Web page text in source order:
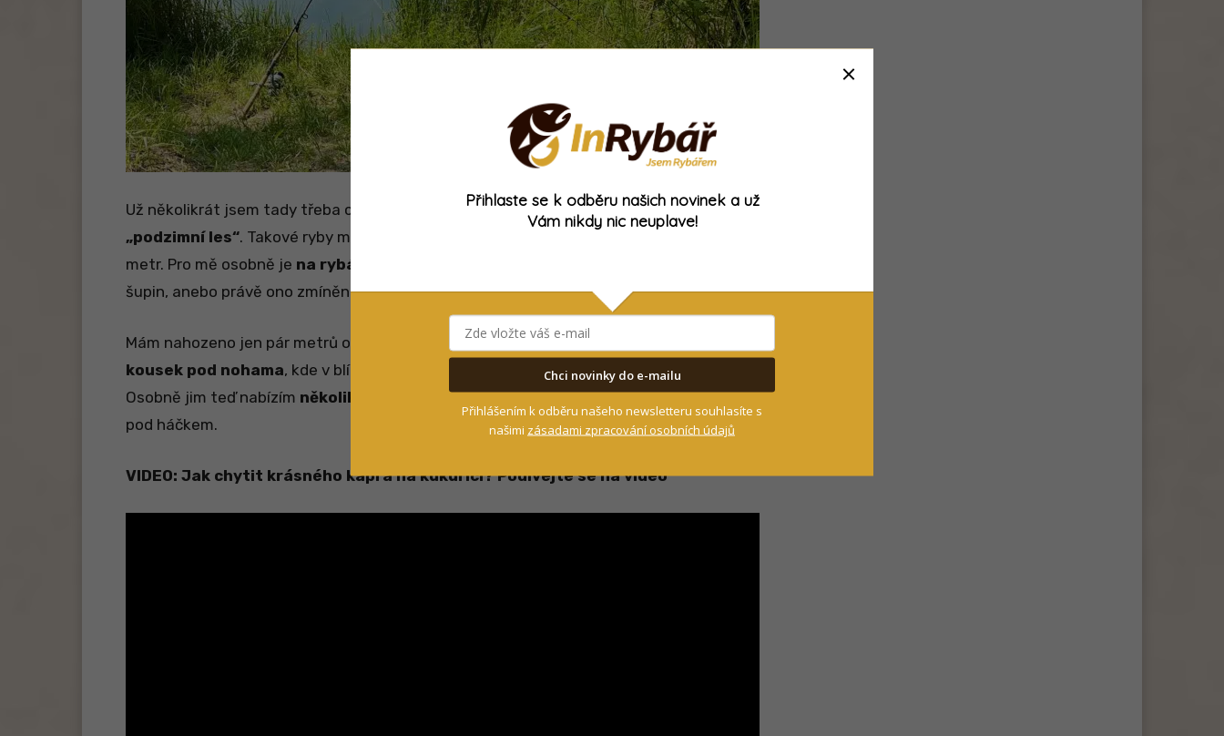
Už několikrát jsem tady třeba chytil barevného lysce, který bylsytě zbarvený jako
„podzimní les“. Takové ryby miluji, a je mi docela jedno, jestli měří 40 centimetrů nebo
metr. Pro mě osobně je na rybách zajímavější to
šupin, anebo právě ono zmíněné zbarvení.
Mám nahozeno jen pár metrů od břehu. Ze zkušenosti totiž vím, že
kousek pod nohama, kde v blízkosti převislých stromů hledají cosi dobrého k snědku.
Osobně jim teď nabízím několik zrníček kukuřice, které jsou „vyskládané“ za sebou
pod háčkem.
VIDEO: Jak chytit krásného kapra na kukuřici? Podívejte se na video
Přihlaste se k odběru našich novinek a už
Vám nikdy nic neuplave!
Chci novinky do e-mailu
Přihlášením k odběru našeho newsletteru souhlasíte s
našimi zásadami zpracování osobních údajů